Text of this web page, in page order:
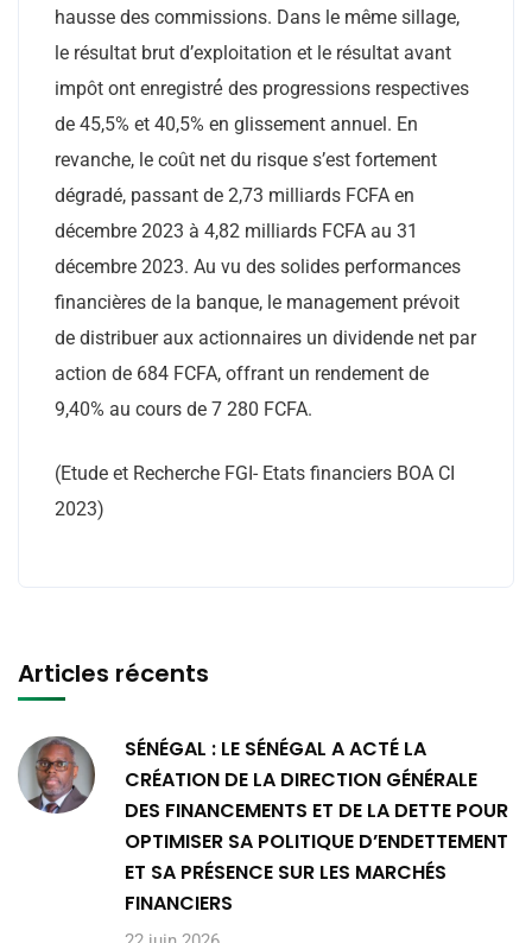
hausse des commissions. Dans le même sillage,
le résultat brut d’exploitation et le résultat avant
impôt ont enregistré́ des progressions respectives
de 45,5% et 40,5% en glissement annuel. En
revanche, le coût net du risque s’est fortement
dégradé, passant de 2,73 milliards FCFA en
décembre 2023 à 4,82 milliards FCFA au 31
décembre 2023. Au vu des solides performances
financières de la banque, le management prévoit
de distribuer aux actionnaires un dividende net par
action de 684 FCFA, offrant un rendement de
9,40% au cours de 7 280 FCFA.
(Etude et Recherche FGI- Etats financiers BOA CI
2023)
Articles récents
SÉNÉGAL : LE SÉNÉGAL A ACTÉ LA
CRÉATION DE LA DIRECTION GÉNÉRALE
DES FINANCEMENTS ET DE LA DETTE POUR
OPTIMISER SA POLITIQUE D’ENDETTEMENT
ET SA PRÉSENCE SUR LES MARCHÉS
FINANCIERS